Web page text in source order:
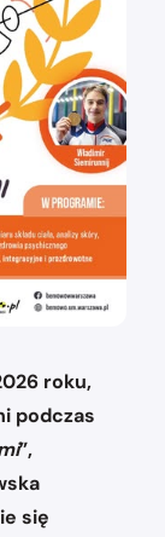
roku,
podczas
”,
się